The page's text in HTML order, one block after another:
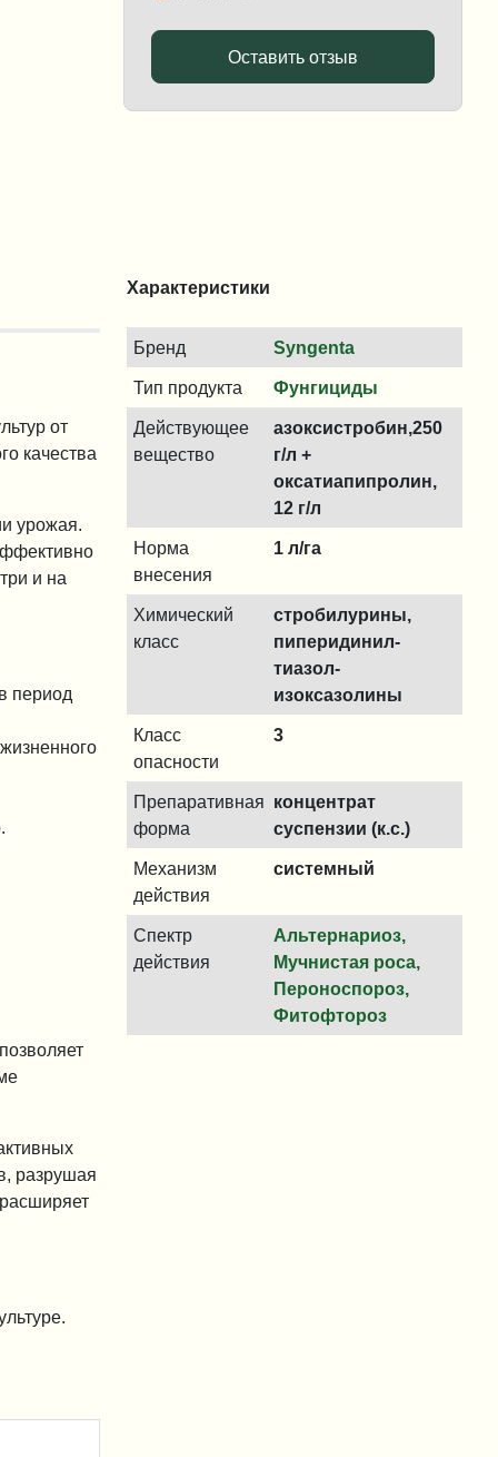
Оставить отзыв
Характеристики
Бренд Syngenta
Тип продукта Фунгициды
Действующее
вещество
азоксистробин,250
г/л +
оксатиапипролин,
12 г/л
Норма
внесения
1 л/га
Химический
класс
cтробилурины,
пиперидинил-
тиазол-
изоксазолины
Класс
опасности
3
Препаративная
форма
концентрат
суспензии (к.с.)
Механизм
действия
системный
Спектр
действия
Альтернариоз,
Мучнистая роса,
Пероноспороз,
Фитофтороз
от
качества
урожая.
и на
период
позволяет
разрушая